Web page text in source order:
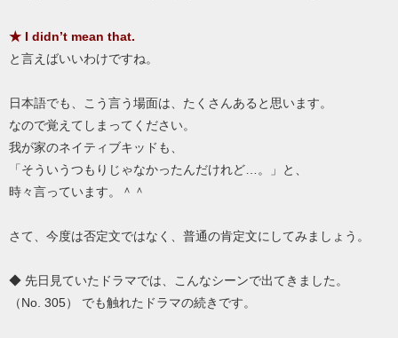
★ I didn’t mean that.
と言えばいいわけですね。
日本語でも、こう言う場面は、たくさんあると思います。
なので覚えてしまってください。
我が家のネイティブキッドも、
「そういうつもりじゃなかったんだけれど…。」と、
時々言っています。＾＾
さて、今度は否定文ではなく、普通の肯定文にしてみましょう。
◆ 先日見ていたドラマでは、こんなシーンで出てきました。
（No. 305） でも触れたドラマの続きです。